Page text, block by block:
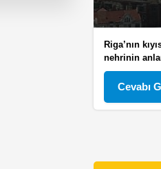
Riga’nın
nehrinin
Cevabı